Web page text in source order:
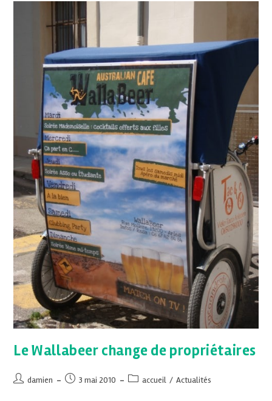
Le Wallabeer change de propriétaires
damien 3 mai 2010 accueil / Actualités